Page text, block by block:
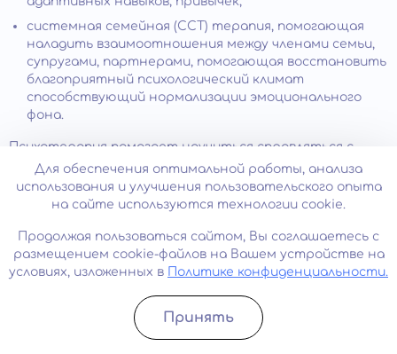
системная семейная (ССТ) терапия, помогающая
наладить взаимоотношения между членами семьи,
супругами, партнерами, помогающая восстановить
благоприятный психологический климат
способствующий нормализации эмоционального
фона.
Психотерапия помогает научиться справляться с
тревожными ситуациями, применяя разные
стратегии релаксации, экспозиции, проблемного
решения. Занятия проводятся индивидуально или в
предпочтений больного. Возможно параллельное
применение нескольких практик.
Для купирования симптомов, усиления эффекта
психотерапевтического лечения могут быть
Записатьcя
Для обеспечения оптимальной работы, анализа
использования и улучшения пользовательского опыта
на сайте используются технологии cookie.
Продолжая пользоваться сайтом, Вы соглашаетесь с
размещением cookie-файлов на Вашем устройстве на
условиях, изложенных в
Политике конфиденциальности.
Принять